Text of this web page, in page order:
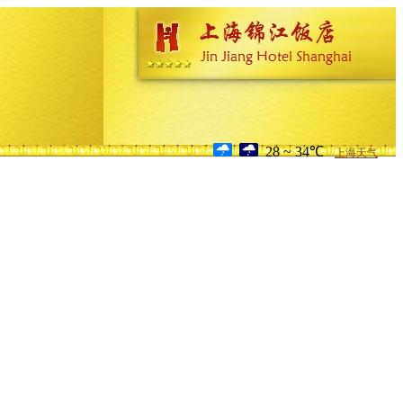
28 ~ 34℃ 上海天气